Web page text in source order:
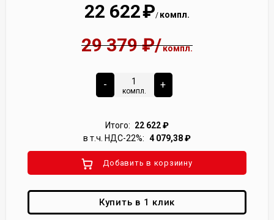
22 622₽/ компл.
29 379 ₽/компл.
-
компл.
+
Итого: 22 622₽
в т.ч. НДС-22%: 4 079,38₽
Добавить в корзиину
Купить в 1 клик